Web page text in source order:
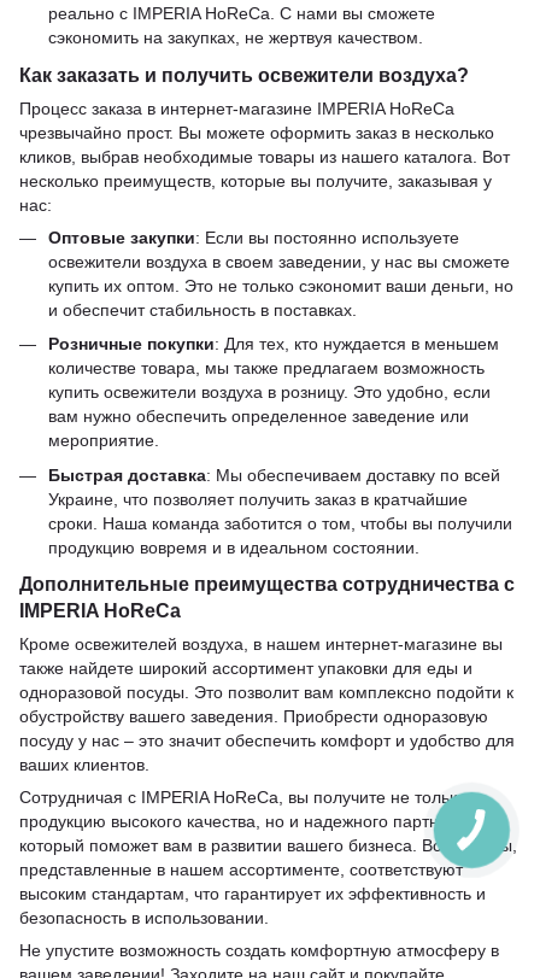
реально с IMPERIA HoReCa. С нами вы сможете
сэкономить на закупках, не жертвуя качеством.
Как заказать и получить освежители воздуха?
Процесс заказа в интернет-магазине IMPERIA HoReCa
чрезвычайно прост. Вы можете оформить заказ в несколько
кликов, выбрав необходимые товары из нашего каталога. Вот
несколько преимуществ, которые вы получите, заказывая у
нас:
Оптовые закупки: Если вы постоянно используете
освежители воздуха в своем заведении, у нас вы сможете
купить их оптом. Это не только сэкономит ваши деньги, но
и обеспечит стабильность в поставках.
Розничные покупки: Для тех, кто нуждается в меньшем
количестве товара, мы также предлагаем возможность
купить освежители воздуха в розницу. Это удобно, если
вам нужно обеспечить определенное заведение или
мероприятие.
Быстрая доставка: Мы обеспечиваем доставку по всей
Украине, что позволяет получить заказ в кратчайшие
сроки. Наша команда заботится о том, чтобы вы получили
продукцию вовремя и в идеальном состоянии.
Дополнительные преимущества сотрудничества с
IMPERIA HoReCa
Кроме освежителей воздуха, в нашем интернет-магазине вы
также найдете широкий ассортимент упаковки для еды и
одноразовой посуды. Это позволит вам комплексно подойти к
обустройству вашего заведения. Приобрести одноразовую
посуду у нас – это значит обеспечить комфорт и удобство для
ваших клиентов.
Сотрудничая с IMPERIA HoReCa, вы получите не только
продукцию высокого качества, но и надежного партнера,
который поможет вам в развитии вашего бизнеса. Все товары,
представленные в нашем ассортименте, соответствуют
высоким стандартам, что гарантирует их эффективность и
безопасность в использовании.
Не упустите возможность создать комфортную атмосферу в